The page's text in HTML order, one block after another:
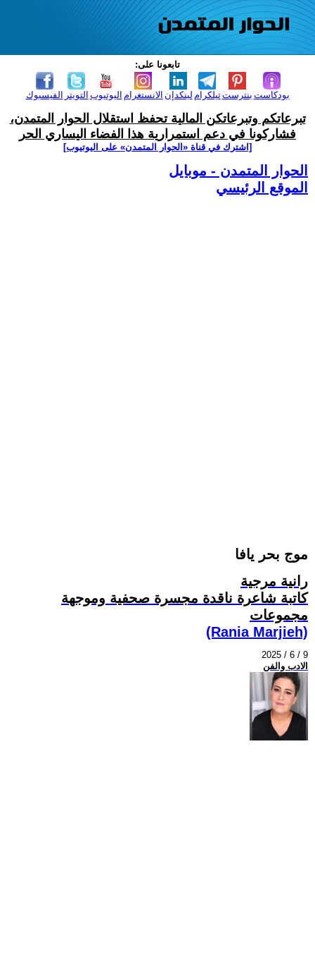
تابعونا على:
الفيسبوك التويتر اليوتيوب الانستغرام لينكدإن تيلكرامبنترست بودكاست
تبرعاتكم وتبرعاتكن المالية تحفظ استقلال الحوار المتمدن،
فشاركونا في دعم استمرارية هذا الفضاء اليساري الحر
[اشترك في قناة ‫«الحوار المتمدن» على اليوتيوب]
الحوار المتمدن - موبايل
الموقع الرئيسي
موج بحر يافا
رانية مرجية
كاتبة شاعرة ناقدة مجسرة صحفية وموجهة
مجموعات
(Rania Marjieh)
2025 / 6 / 9
الادب والفن